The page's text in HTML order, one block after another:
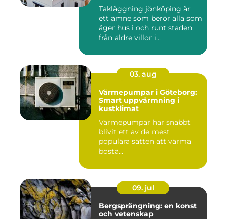
Takläggning jönköping är
ett ämne som berör alla som
äger hus i och runt staden,
från äldre villor i...
03. aug
Värmepumpar i Göteborg:
Smart uppvärmning i
kustklimat
Värmepumpar har snabbt
blivit ett av de mest
populära sätten att värma
bostä...
09. jul
Bergsprängning: en konst
och vetenskap